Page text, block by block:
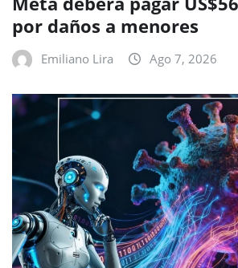
por daños a menores
Emiliano Lira Ago 7, 2026